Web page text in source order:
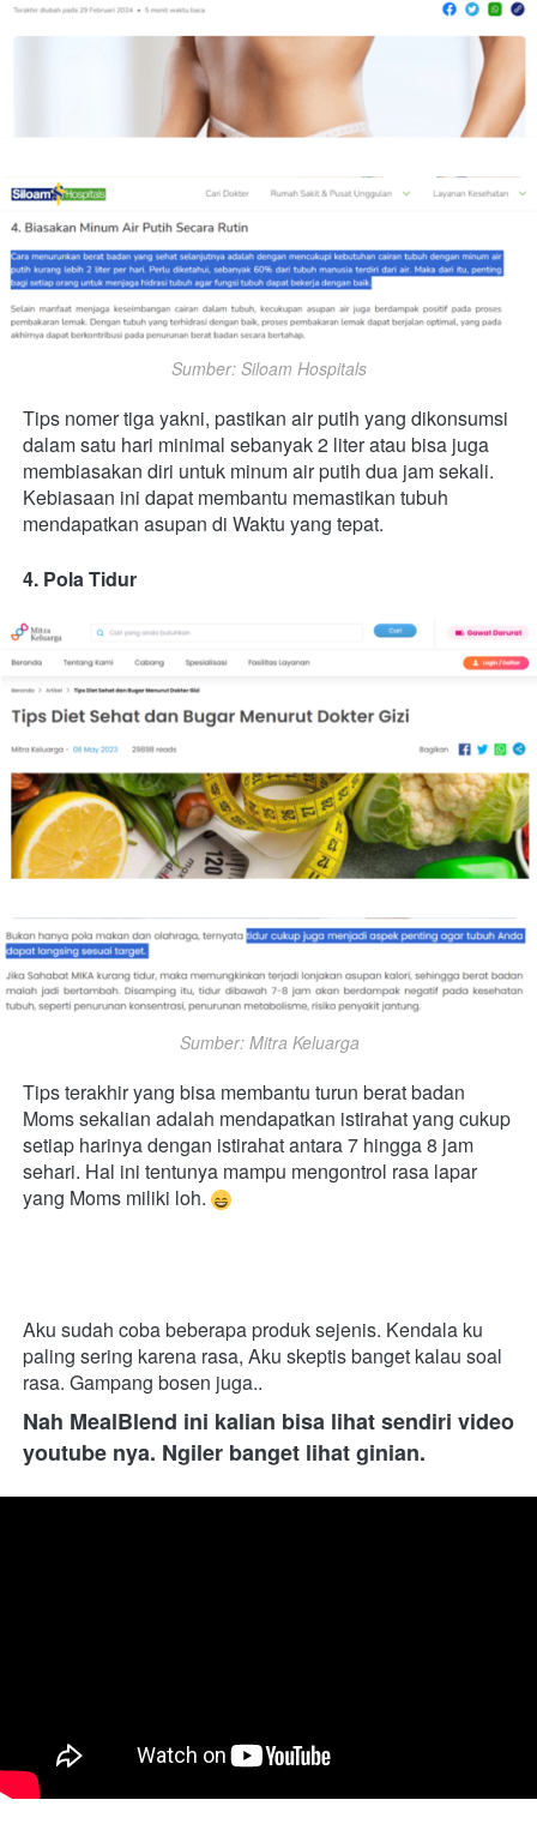
Sumber: Siloam Hospitals
Tips nomer tiga yakni, pastikan air putih yang dikonsumsi
dalam satu hari minimal sebanyak 2 liter atau bisa juga
membiasakan diri untuk minum air putih dua jam sekali.
Kebiasaan ini dapat membantu memastikan tubuh
mendapatkan asupan di Waktu yang tepat.
4. Pola Tidur
Sumber: Mitra Keluarga
Tips terakhir yang bisa membantu turun berat badan
Moms sekalian adalah mendapatkan istirahat yang cukup
setiap harinya dengan istirahat antara 7 hingga 8 jam
sehari. Hal ini tentunya mampu mengontrol rasa lapar
yang Moms miliki loh.
Aku sudah coba beberapa produk sejenis. Kendala ku
paling sering karena rasa, Aku skeptis banget kalau soal
rasa. Gampang bosen juga..
Nah MealBlend ini kalian bisa lihat sendiri video
youtube nya. Ngiler banget lihat ginian.